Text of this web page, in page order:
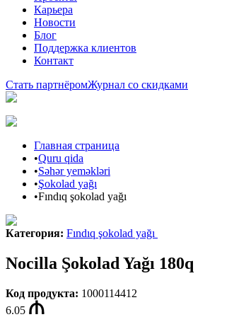
Карьера
Новости
Блог
Поддержка клиентов
Контакт
Стать партнёромЖурнал со скидками
Главная страница
•Quru qida
•Səhər yeməkləri
•Şokolad yağı
•Fındıq şokolad yağı
Категория: Fındıq şokolad yağı
Nocilla Şokolad Yağı 180q
Код продукта: 1000114412
6.05